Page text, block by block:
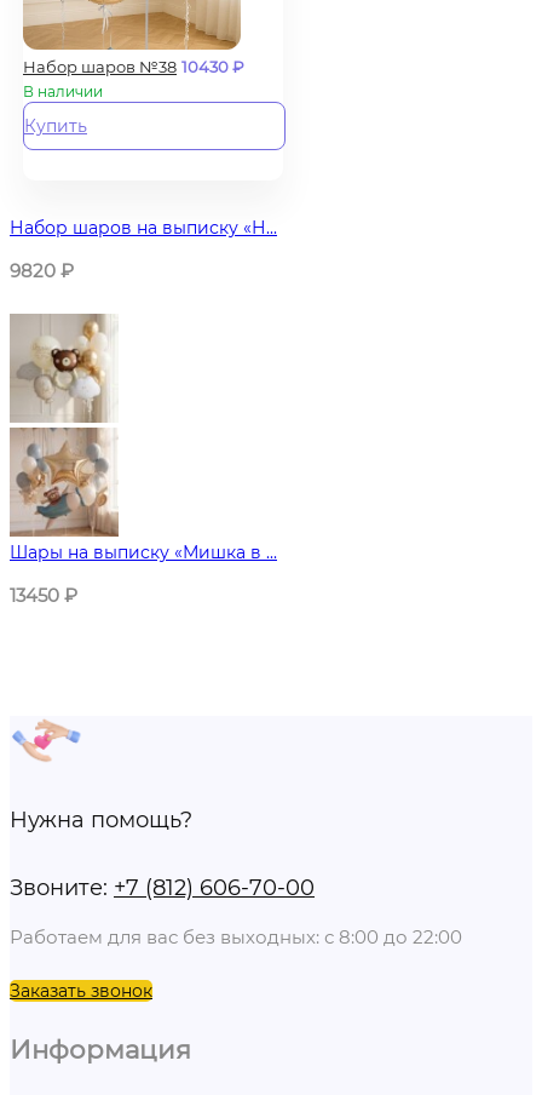
Набор шаров №38 10430₽
В наличии
Купить
Набор шаров на выписку «Н...
9820 ₽
Шары на выписку «Мишка в ...
13450 ₽
Нужна помощь?
Звоните: +7 (812) 606-70-00
Работаем для вас без выходных: с 8:00 до 22:00
Заказать звонок
Информация